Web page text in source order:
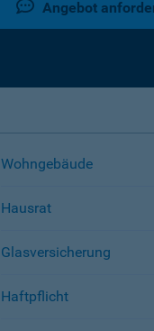
Angebot
Wohngebäude
Hausrat
Glasversicherung
Haftpflicht